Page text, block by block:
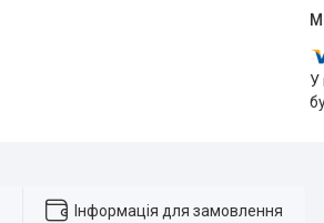
У
Інформація для замовлення